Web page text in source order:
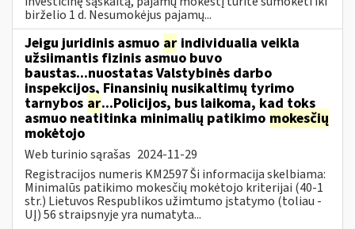
birželio 1 d. Nesumokėjus pajamų...
Jeigu juridinis asmuo ar individualia veikla
užsiimantis fizinis asmuo buvo
baustas...nuostatas Valstybinės darbo
inspekcijos, Finansinių nusikaltimų tyrimo
tarnybos ar...Policijos, bus laikoma, kad toks
asmuo neatitinka minimalių patikimo mokesčių
mokėtojo
Web turinio sąrašas 2024-11-29
Registracijos numeris KM2597 Ši informacija skelbiama:
Minimalūs patikimo mokesčių mokėtojo kriterijai (40-1
str.) Lietuvos Respublikos užimtumo įstatymo (toliau -
UĮ) 56 straipsnyje yra numatyta...